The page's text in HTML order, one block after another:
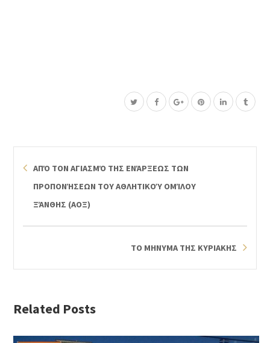
ΑΠΌ ΤΟΝ ΑΓΙΑΣΜΌ ΤΗΣ ΕΝΆΡΞΕΩΣ ΤΩΝ
ΠΡΟΠΟΝΉΣΕΩΝ ΤΟΥ ΑΘΛΗΤΙΚΟΎ ΟΜΊΛΟΥ
ΞΆΝΘΗΣ (ΑΟΞ)
ΤΟ ΜΗΝΥΜΑ ΤΗΣ ΚΥΡΙΑΚΗΣ
Related Posts